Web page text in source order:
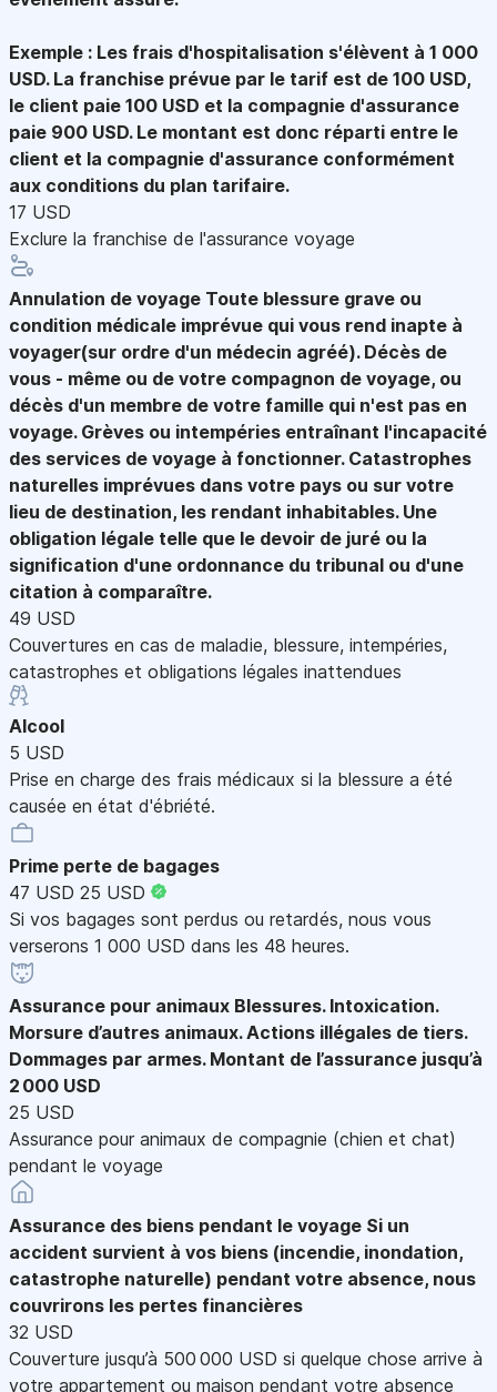
Exemple : Les frais d'hospitalisation s'élèvent à 1 000
USD. La franchise prévue par le tarif est de 100 USD,
le client paie 100 USD et la compagnie d'assurance
paie 900 USD. Le montant est donc réparti entre le
client et la compagnie d'assurance conformément
aux conditions du plan tarifaire.
17 USD
Exclure la franchise de l'assurance voyage
Annulation de voyage Toute blessure grave ou
condition médicale imprévue qui vous rend inapte à
voyager(sur ordre d'un médecin agréé). Décès de
vous - même ou de votre compagnon de voyage, ou
décès d'un membre de votre famille qui n'est pas en
voyage. Grèves ou intempéries entraînant l'incapacité
des services de voyage à fonctionner. Catastrophes
naturelles imprévues dans votre pays ou sur votre
lieu de destination, les rendant inhabitables. Une
obligation légale telle que le devoir de juré ou la
signification d'une ordonnance du tribunal ou d'une
citation à comparaître.
49 USD
Couvertures en cas de maladie, blessure, intempéries,
catastrophes et obligations légales inattendues
Alcool
5 USD
Prise en charge des frais médicaux si la blessure a été
causée en état d'ébriété.
Prime perte de bagages
47 USD 25 USD
Si vos bagages sont perdus ou retardés, nous vous
verserons 1 000 USD dans les 48 heures.
Assurance pour animaux Blessures. Intoxication.
Morsure d’autres animaux. Actions illégales de tiers.
Dommages par armes. Montant de l’assurance jusqu’à
2 000 USD
25 USD
Assurance pour animaux de compagnie (chien et chat)
pendant le voyage
Assurance des biens pendant le voyage Si un
accident survient à vos biens (incendie, inondation,
catastrophe naturelle) pendant votre absence, nous
couvrirons les pertes financières
32 USD
Couverture jusqu’à 500 000 USD si quelque chose arrive à
votre appartement ou maison pendant votre absence